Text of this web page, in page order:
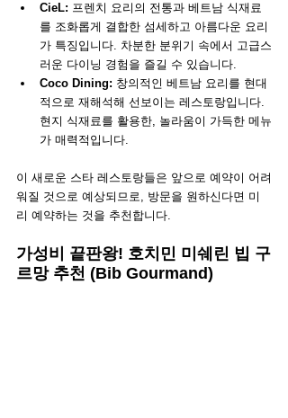
CieL: 프렌치 요리의 전통과 베트남 식재료
를 조화롭게 결합한 섬세하고 아름다운 요리
가 특징입니다. 차분한 분위기 속에서 고급스
러운 다이닝 경험을 즐길 수 있습니다.
Coco Dining: 창의적인 베트남 요리를 현대
적으로 재해석해 선보이는 레스토랑입니다.
현지 식재료를 활용한, 놀라움이 가득한 메뉴
가 매력적입니다.
이 새로운 스타 레스토랑들은 앞으로 예약이 어려
워질 것으로 예상되므로, 방문을 원하신다면 미
리 예약하는 것을 추천합니다.
가성비 끝판왕! 호치민 미쉐린 빕 구
르망 추천 (Bib Gourmand)